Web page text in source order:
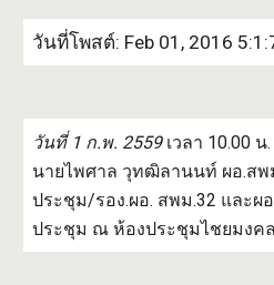
วันที่โพสต์: Feb 01, 2016
วันที่ 1 ก.พ. 2559เวลา 10.00
นายไพศาล วุทฒิลานนท์ ผอ.สพ
ประชุม/รอง.ผอ. สพม.32 และผ
ประชุม ณ ห้องประชุมไชยมงคล